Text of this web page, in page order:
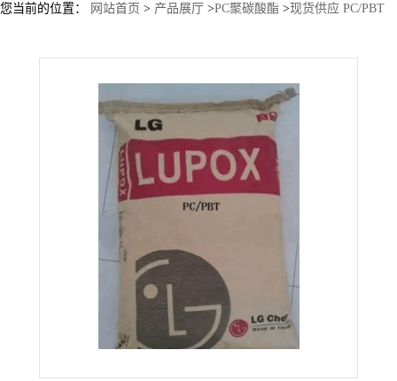
您当前的位置： 网站首页 > 产品展厅 >PC聚碳酸酯 >现货供应 PC/PBT